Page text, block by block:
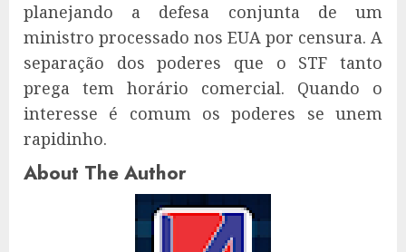
planejando a defesa conjunta de um
ministro processado nos EUA por censura. A
separação dos poderes que o STF tanto
prega tem horário comercial. Quando o
interesse é comum os poderes se unem
rapidinho.
About The Author